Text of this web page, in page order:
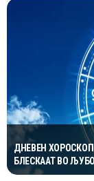
ДНЕВЕН ХОРОСКОП
БЛЕСКААТ ВО
ОДЛИЧЕН ДЕН ЗА